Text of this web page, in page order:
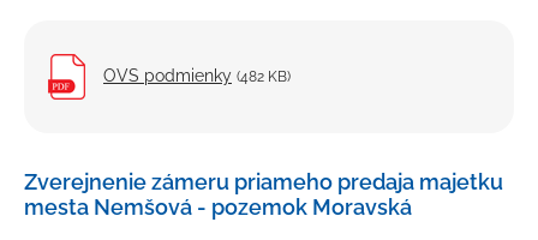
OVS podmienky (482 KB)
Zverejnenie zámeru priameho predaja majetku
mesta Nemšová - pozemok Moravská